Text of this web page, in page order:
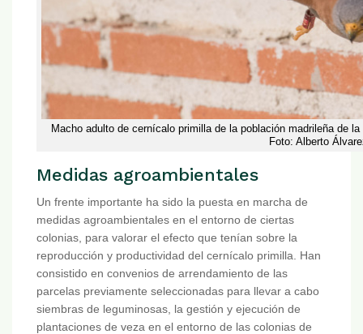
Macho adulto de cernícalo primilla de la población madrileña de
Foto: Alberto
Medidas agroambientales
Un frente importante ha sido la puesta en marcha de
medidas agroambientales en el entorno de ciertas
colonias, para valorar el efecto que tenían sobre la
reproducción y productividad del cernícalo primilla. Han
consistido en convenios de arrendamiento de las
parcelas previamente seleccionadas para llevar a cabo
siembras de leguminosas, la gestión y ejecución de
plantaciones de veza en el entorno de las colonias de